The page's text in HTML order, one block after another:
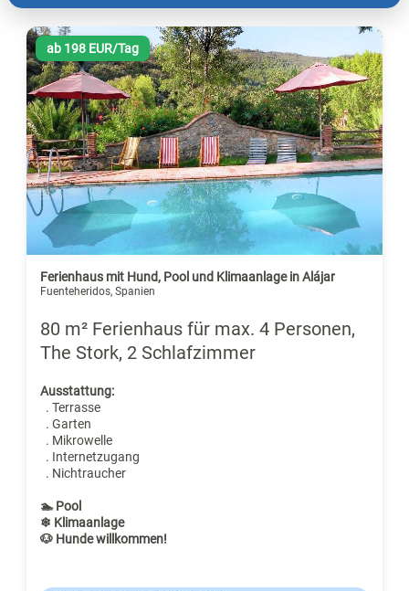
ab 198 EUR/Tag
Ferienhaus mit Hund, Pool und Klimaanlage in Alájar
Fuenteheridos, Spanien
80 m² Ferienhaus für max. 4 Personen,
The Stork, 2 Schlafzimmer
Ausstattung:
. Terrasse
. Garten
. Mikrowelle
. Internetzugang
. Nichtraucher
🏊 Pool
❄ Klimaanlage
🐶 Hunde willkommen!